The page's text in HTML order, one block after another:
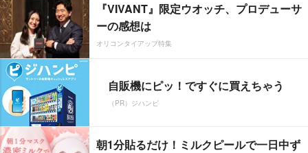
『VIVANT』限定ウオッチ、プロデューサ
ーの感想は
オリコンタイアップ特集
自販機にピッ！ですぐに買えちゃう
（PR）ジハンピ
朝1分貼るだけ！ミルクピールで一日中ず